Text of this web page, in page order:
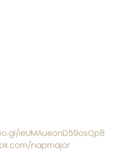
ieUMAueonD59osQp8
napmajor